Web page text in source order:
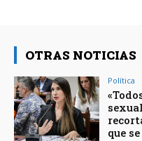
OTRAS NOTICIAS
Política
que